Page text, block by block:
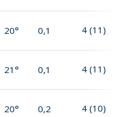
20° 0,1 4 (11)
21° 0,1 4 (11)
20° 0,2 4 (10)